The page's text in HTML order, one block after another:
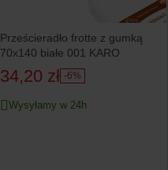
Prześcieradło frotte z gumką
70x140 białe 001 KARO
34,20 zł -6%
Wysyłamy w 24h